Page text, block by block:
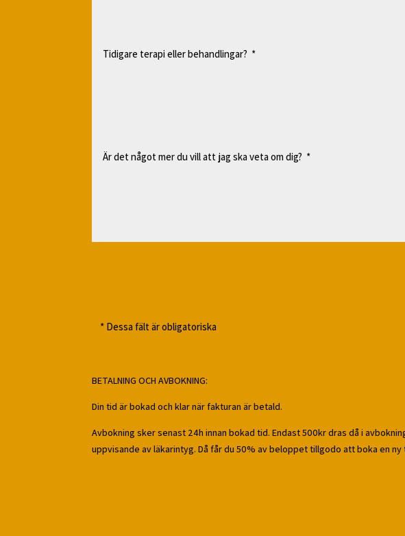
* Dessa fält är obligatoriska
BETALNING OCH AVBOKNING:
Din tid är bokad och klar när fakturan är betald.
Avbokning sker senast 24h innan bokad tid. Endast 500kr dras då i
uppvisande av läkarintyg.Då får du 50% av beloppet tillgodo att boka en ny